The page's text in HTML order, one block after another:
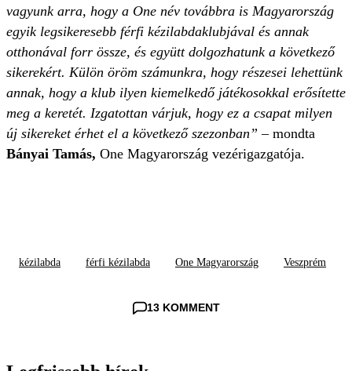
vagyunk arra, hogy a One név továbbra is Magyarország
egyik legsikeresebb férfi kézilabdaklubjával és annak
otthonával forr össze, és együtt dolgozhatunk a következő
sikerekért. Külön öröm számunkra, hogy részesei lehettünk
annak, hogy a klub ilyen kiemelkedő játékosokkal erősítette
meg a keretét. Izgatottan várjuk, hogy ez a csapat milyen
új sikereket érhet el a következő szezonban” – mondta
Bányai Tamás, One Magyarország vezérigazgatója.
kézilabda férfi kézilabda One Magyarország Veszprém
13 KOMMENT